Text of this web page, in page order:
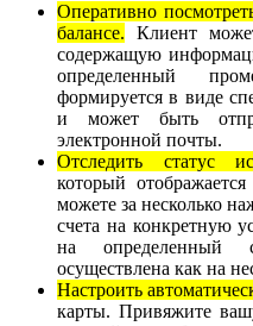
Оперативно
балансе. Клиент
содержащую
определенный
формируется в виде
и может быть
электронной почты.
Отследить статус
который
можете за несколько
счета на конкретную
на определенный
осуществлена как на
Настроить
карты. Привяжите